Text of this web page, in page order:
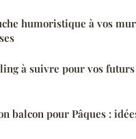
humoristique à vos
à suivre pour vos
balcon pour Pâques :